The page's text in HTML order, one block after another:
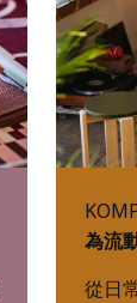
為流
從日